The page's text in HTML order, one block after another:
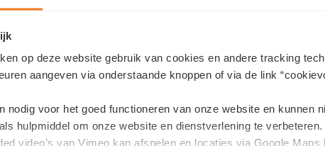
op deze website gebruik van cookies en andere tracking
aangeven via onderstaande knoppen of via de link
nodig voor het goed functioneren van onze website en kunnen
hulpmiddel om onze website en dienstverlening te
video’s van Vimeo kan afspelen en locaties via Google Maps